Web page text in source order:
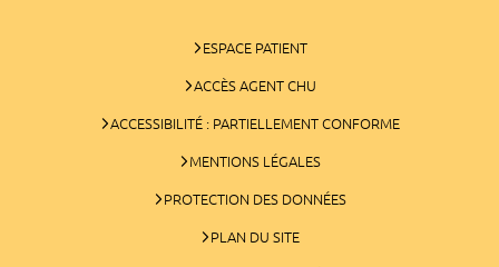
ESPACE PATIENT
ACCÈS AGENT CHU
ACCESSIBILITÉ : PARTIELLEMENT CONFORME
MENTIONS LÉGALES
PROTECTION DES DONNÉES
PLAN DU SITE